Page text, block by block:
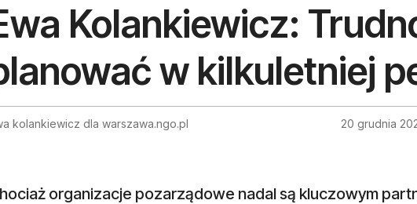
Kolankiewicz:
w kilkuletniej
kolankiewicz dla warszawa.ngo.pl 20 grudnia
organizacje pozarządowe nadal są kluczowym